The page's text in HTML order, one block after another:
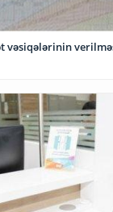
vəsiqələrinin